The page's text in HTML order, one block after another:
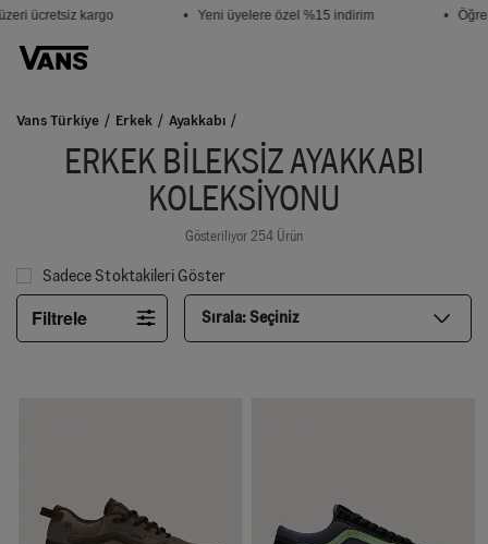
ücretsiz kargo • Yeni üyelere özel %15 indirim •
Vans Türkiye Erkek Ayakkabı
ERKEK BILEKSIZ AYAKKABI
KOLEKSIYONU
Gösteriliyor 254 Ürün
Sadece Stoktakileri Göster
Filtrele Sırala:Seçiniz